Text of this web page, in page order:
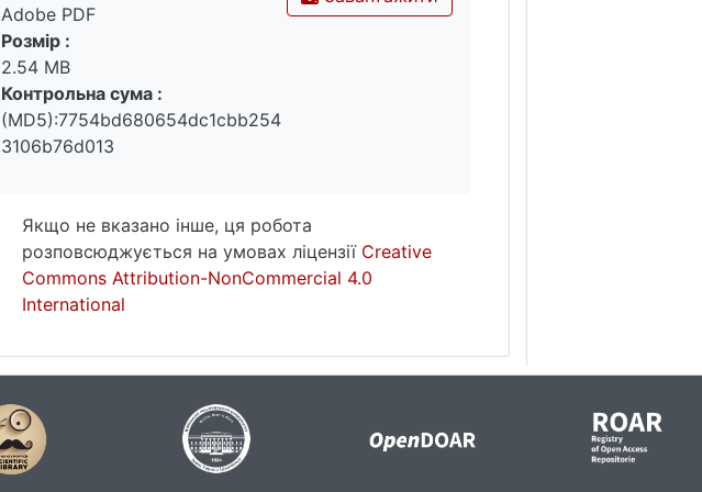
Adobe PDF
Розмір :
2.54 MB
Контрольна сума :
(MD5):7754bd680654dc1cbb254
3106b76d013
Якщо не вказано інше, ця робота
розповсюджується на умовах ліцензії Creative
Commons Attribution-NonCommercial 4.0
International